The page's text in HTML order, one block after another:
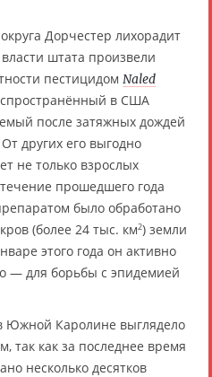
Дорчестер лихорадит
власти штата произвели
пестицидом Naled
в США
после затяжных дождей
других его выгодно
не только взрослых
прошедшего года
было обработано
(более 24 тыс. км2) земли
этого года он активно
— для борьбы с эпидемией
Южной Каролине выглядело
так как за последнее время
несколько десятков